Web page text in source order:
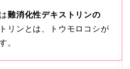
難消化性デキストリンの
リンとは、トウモロコシが
。